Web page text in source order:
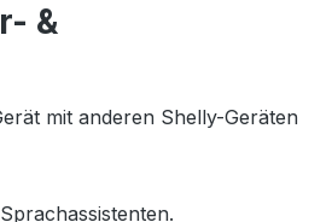
&
mit anderen Shelly-Geräten